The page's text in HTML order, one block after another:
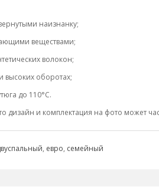
наизнанку;
веществами;
волокон;
высоких оборотах;
до 110°C.
и комплектация на фото может
, евро, семейный